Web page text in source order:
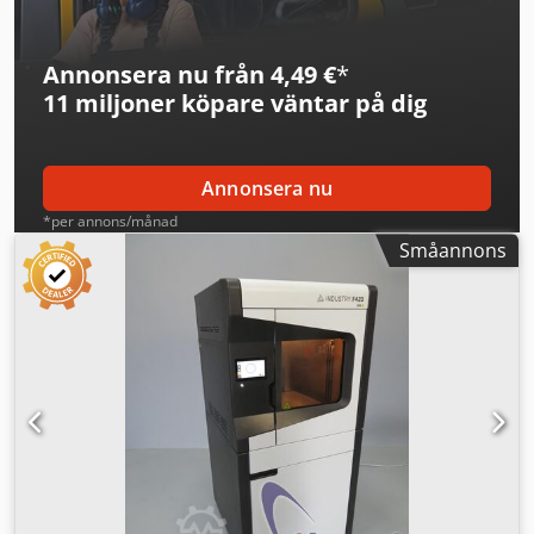
Annonsera nu från 4,49 €*
11 miljoner köpare väntar på dig
Annonsera nu
*per annons/månad
Småannons